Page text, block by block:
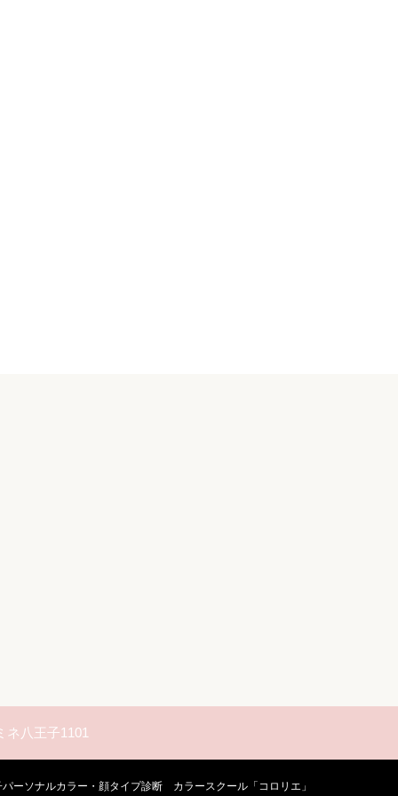
ネ八王子1101
パーソナルカラー・顔タイプ診断 カラースクール「コロリエ」